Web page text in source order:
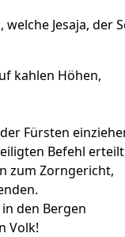
Jesaja, der
kahlen Höhen,
Fürsten
Befehl
zum Zorngericht,
den Bergen
Volk!